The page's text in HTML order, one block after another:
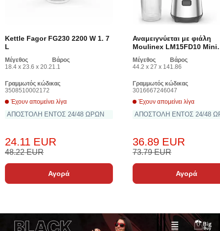
Kettle Fagor FG230 2200 W 1. 7
L
Μέγεθος
18.4 x 23.6 x 20.2
Βάρος
1.1
Γραμμωτός κώδικας
3508510002172
Έχουν απομείνει λίγα
ΑΠΟΣΤΟΛΗ ΕΝΤΟΣ 24/48 ΩΡΩΝ
24.11 EUR
48.22 EUR
Αγορά
Αναμειγνύεται με φιάλη
Moulinex LM15FD10 Mini
Blender 300 W Silver 300
Μέγεθος
44.2 x 27 x 14
Βάρος
1.86
Γραμμωτός κώδικας
3016667246047
Έχουν απομείνει λίγα
ΑΠΟΣΤΟΛΗ ΕΝΤΟΣ 24/48
36.89 EUR
73.79 EUR
Αγορά